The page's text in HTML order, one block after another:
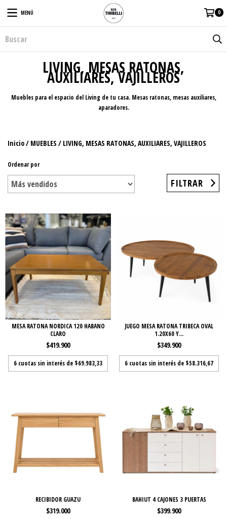
MENÚ 0
LIVING, MESAS RATONAS,
AUXILIARES, VAJILLEROS
Muebles para el espacio del Living de tu casa. Mesas ratonas, mesas auxiliares,
aparadores.
Inicio/ MUEBLES / LIVING, MESAS RATONAS, AUXILIARES, VAJILLEROS
Ordenar por
FILTRAR
MESA RATONA NORDICA 120 HABANO
CLARO
$419.900
6 cuotas sin interés de $69.983,33
JUEGO MESA RATONA TRIBECA OVAL
1.20X60 Y...
$349.900
6 cuotas sin interés de $58.316,67
RECIBIDOR GUAZU
$319.000
BAHIUT 4 CAJONES 3 PUERTAS
$399.900